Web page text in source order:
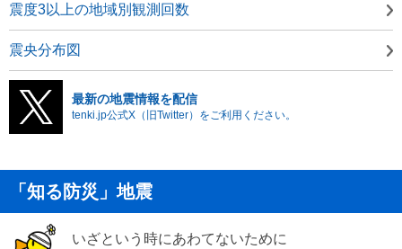
震度3以上の地域別観測回数
震央分布図
最新の地震情報を配信
tenki.jp公式X（旧Twitter）をご利用ください。
「知る防災」地震
いざという時にあわてないために